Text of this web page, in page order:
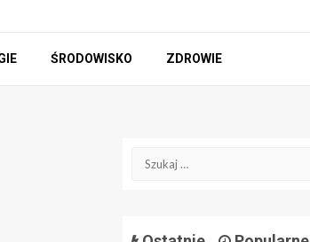
ŚRODOWISKO ZDROWIE
Szukaj: